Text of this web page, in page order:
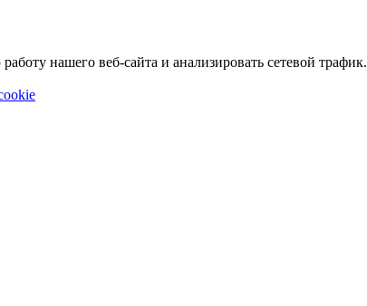
нашего веб-сайта и анализировать сетевой трафик.